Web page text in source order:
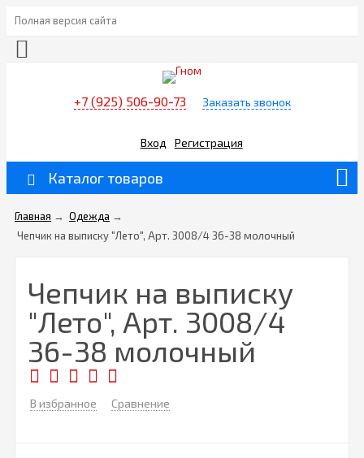
Полная версия сайта
+7 (925) 506-90-73 Заказать звонок
Вход Регистрация
Каталог товаров
Главная → Одежда →
Чепчик на выписку "Лето", Арт. 3008/4 36-38 молочный
Чепчик на выписку
"Лето", Арт. 3008/4
36-38 молочный
В избранное Сравнение